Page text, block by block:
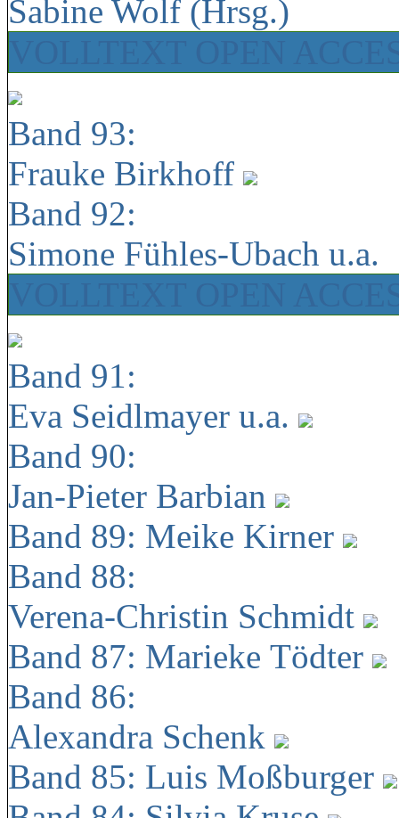
Sabine Wolf (Hrsg.)
Band 93:
Frauke Birkhoff
Band 92:
Simone Fühles-Ubach u.a.
Band 91:
Eva Seidlmayer u.a.
Band 90:
Jan-Pieter Barbian
Band 89: Meike Kirner
Band 88:
Verena-Christin Schmidt
Band 87: Marieke Tödter
Band 86:
Alexandra Schenk
Band 85: Luis Moßburger